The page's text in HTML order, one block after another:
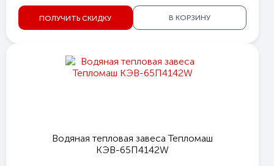
ПОЛУЧИТЬ СКИДКУ В КОРЗИНУ
Водяная тепловая завеса Тепломаш
КЭВ-65П4142W